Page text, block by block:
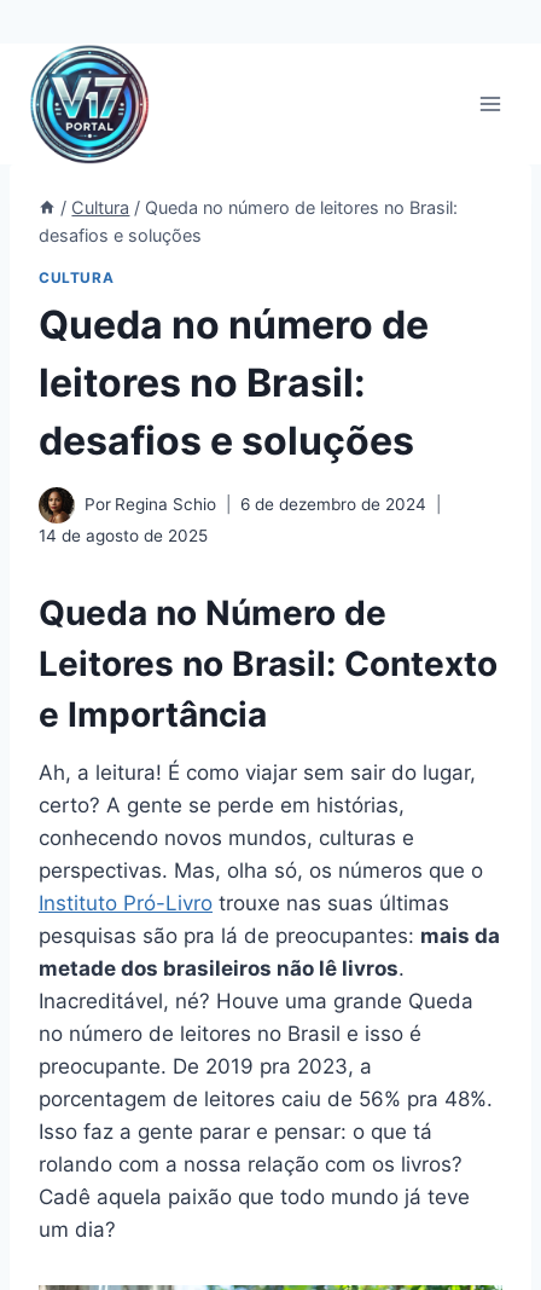
Pular
para
Conteúdo
/ Cultura / Queda no número de leitores no Brasil:
desafios e soluções
CULTURA
Queda no número de
leitores no Brasil:
desafios e soluções
Por Regina Schio
6 de dezembro de 2024
14 de agosto de 2025
Queda no Número de
Leitores no Brasil: Contexto
e Importância
Ah, a leitura! É como viajar sem sair do lugar,
certo? A gente se perde em histórias,
conhecendo novos mundos, culturas e
perspectivas. Mas, olha só, os números que o
Instituto Pró-Livro trouxe nas suas últimas
pesquisas são pra lá de preocupantes: mais da
metade dos brasileiros não lê livros.
Inacreditável, né? Houve uma grande Queda
no número de leitores no Brasil e isso é
preocupante. De 2019 pra 2023, a
porcentagem de leitores caiu de 56% pra 48%.
Isso faz a gente parar e pensar: o que tá
rolando com a nossa relação com os livros?
Cadê aquela paixão que todo mundo já teve
um dia?